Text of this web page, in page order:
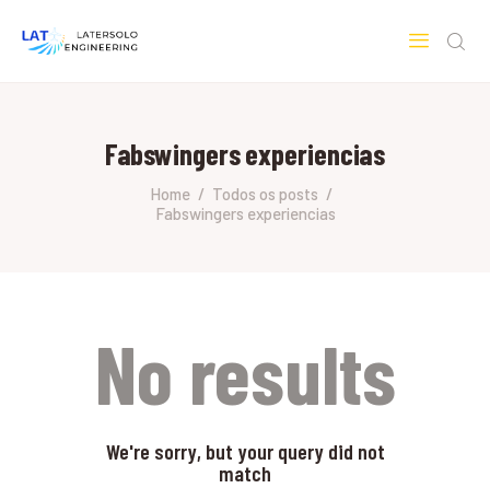
Fabswingers experiencias
Home
Todos os posts
Fabswingers experiencias
HOME
SOBRE A LATERSOLO
ENGINEERING
No results
We're sorry, but your query did not
match